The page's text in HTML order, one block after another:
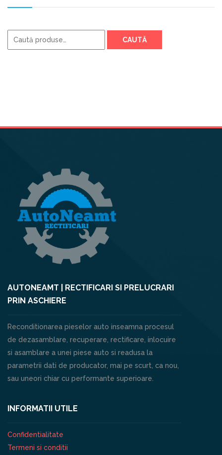
Caută
după:
CAUTĂ
AUTONEAMT | RECTIFICARI SI PRELUCRARI
PRIN ASCHIERE
Reconditionarea pieselor auto inseamna procesul
de dezasamblare, recuperare, rectificare, inlocuire
si asamblare a unei piese auto si readusa la
parametrii dati de producator, mai pe scurt, ca nou,
sau uneori chiar cu performante superioare.
INFORMATII UTILE
Confidentialitate
Termeni si conditii